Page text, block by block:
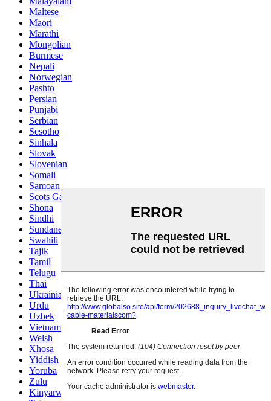
Maltese
Maori
Marathi
Mongolian
Burmese
Nepali
Norwegian
Pashto
Persian
Punjabi
Serbian
Sesotho
Sinhala
Slovak
Slovenian
Somali
Samoan
Scots Gaelic
Shona
Sindhi
Sundanese
Swahili
Tajik
Tamil
Telugu
Thai
Ukrainian
Urdu
Uzbek
Vietnamese
Welsh
Xhosa
Yiddish
Yoruba
Zulu
Kinyarwanda